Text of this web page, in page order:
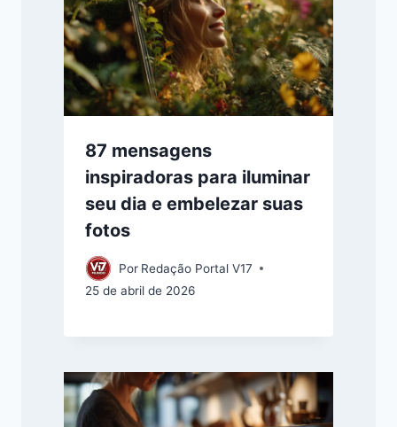
87 mensagens
inspiradoras para iluminar
seu dia e embelezar suas
fotos
Por Redação Portal V17
25 de abril de 2026